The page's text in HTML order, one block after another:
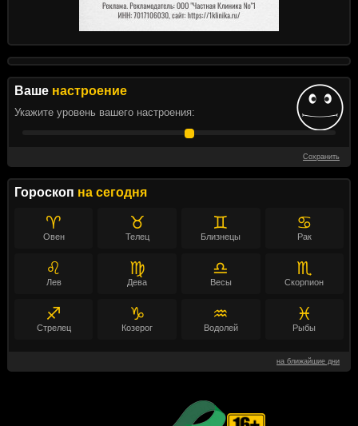
Ваше настроение
Укажите уровень вашего настроения:
Сохранить
Гороскоп на сегодня
♈
Овен
♉
Телец
♊
Близнецы
♋
Рак
♌
Лев
♍
Дева
♎
Весы
♏
Скорпион
♐
Стрелец
♑
Козерог
♒
Водолей
♓
Рыбы
на ближайшие дни